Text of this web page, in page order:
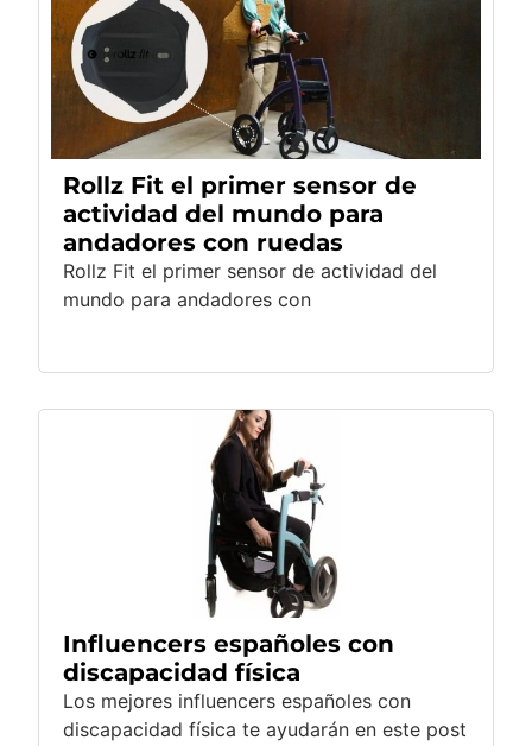
Rollz Fit el primer sensor de
actividad del mundo para
andadores con ruedas
Rollz Fit el primer sensor de actividad del
mundo para andadores con
Influencers españoles con
discapacidad física
Los mejores influencers españoles con
discapacidad física te ayudarán en este post